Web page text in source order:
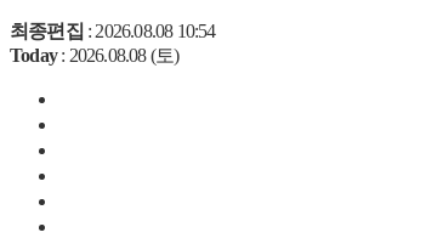
최종편집 : 2026.08.08 10:54
Today: 2026.08.08 (토)